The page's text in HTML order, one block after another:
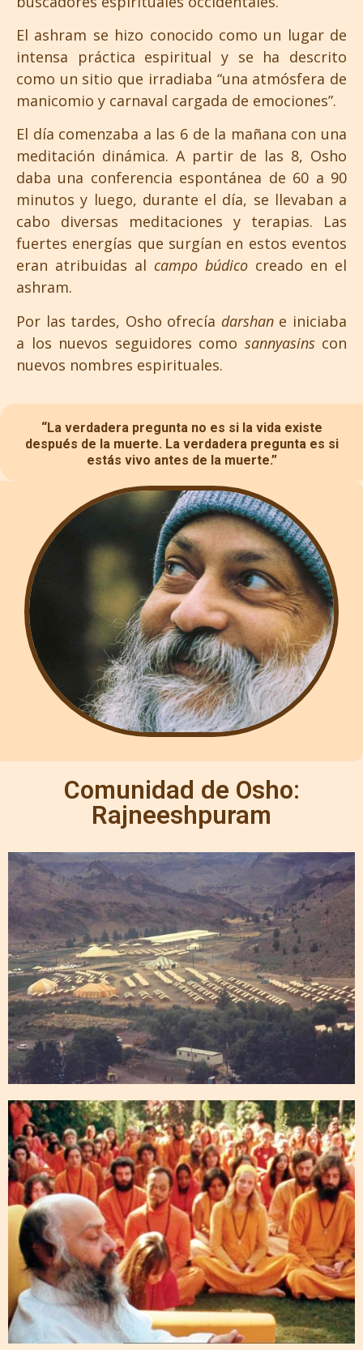
El ashram se hizo conocido como un lugar de
intensa práctica espiritual y se ha descrito
como un sitio que irradiaba “una atmósfera de
manicomio y carnaval cargada de emociones”.
El día comenzaba a las 6 de la mañana con una
meditación dinámica. A partir de las 8, Osho
daba una conferencia espontánea de 60 a 90
minutos y luego, durante el día, se llevaban a
cabo diversas meditaciones y terapias. Las
fuertes energías que surgían en estos eventos
eran atribuidas al campo búdico creado en el
ashram.
Por las tardes, Osho ofrecía darshane iniciaba
a los nuevos seguidores como sannyasinscon
nuevos nombres espirituales.
“La verdadera pregunta no es si la vida existe
después de la muerte. La verdadera pregunta es si
estás vivo antes de la muerte.”
Comunidad de Osho:
Rajneeshpuram